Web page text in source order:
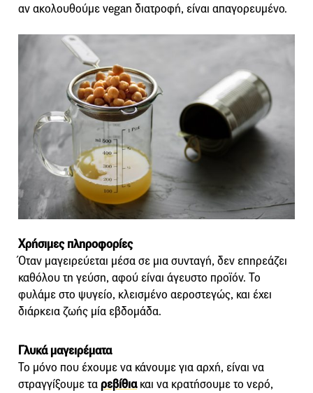
αν ακολουθούμε vegan διατροφή, είναι απαγορευμένο.
Χρήσιμες πληροφορίες
Όταν μαγειρεύεται μέσα σε μια συνταγή, δεν επηρεάζει
καθόλου τη γεύση, αφού είναι άγευστο προϊόν. Το
φυλάμε στο ψυγείο, κλεισμένο αεροστεγώς, και έχει
διάρκεια ζωής μία εβδομάδα.
Γλυκά μαγειρέματα
Το μόνο που έχουμε να κάνουμε για αρχή, είναι να
στραγγίξουμε ταρεβίθιακαι να κρατήσουμε το νερό,